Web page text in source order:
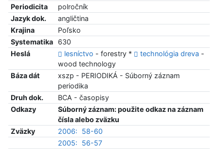
Periodicita
polročník
Jazyk dok.
angličtina
Krajina
Poľsko
Systematika
630
Heslá
lesníctvo - forestry * technológia dreva -
wood technology
Báza dát
xszp - PERIODIKÁ - Súborný záznam
periodika
Druh dok.
BCA - časopisy
Odkazy
Súborný záznam: použite odkaz na záznam
čísla alebo zväzku
Zväzky
2006:
58-60
2005:
56-57